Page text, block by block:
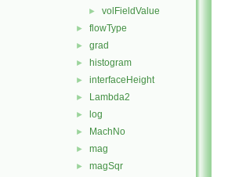
► volFieldValue
► flowType
► grad
► histogram
► interfaceHeight
► Lambda2
► log
► MachNo
► mag
► magSqr